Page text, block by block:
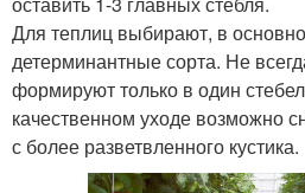
Для теплиц выбирают, в
детерминантные сорта. Не
формируют только в один
качественном уходе возможно
с более разветвленного кустика.